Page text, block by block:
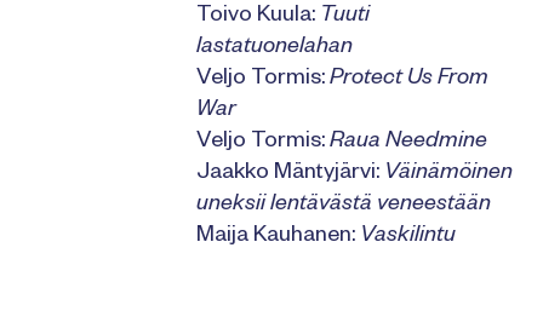
Toivo Kuula: Tuuti
lastatuonelahan
Veljo Tormis: Protect Us From
War
Veljo Tormis: Raua Needmine
Jaakko Mäntyjärvi: Väinämöinen
uneksii lentävästä veneestään
Maija Kauhanen: Vaskilintu